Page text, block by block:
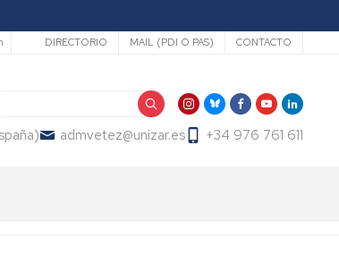
Secundario
DIRECTORIO MAIL (PDI O PAS) CONTACTO
admvetez@unizar.es +34 976 761 611